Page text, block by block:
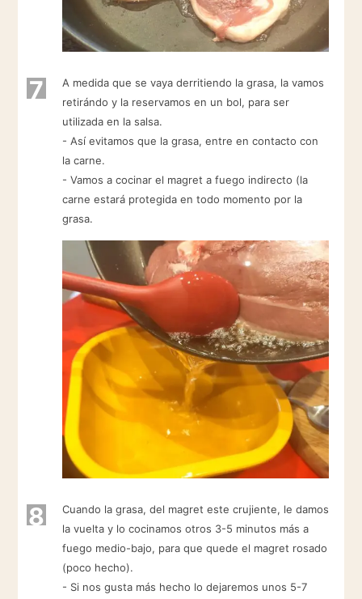
7
A medida que se vaya derritiendo la grasa, la vamos
retirándo y la reservamos en un bol, para ser
utilizada en la salsa.
- Así evitamos que la grasa, entre en contacto con
la carne.
- Vamos a cocinar el magret a fuego indirecto (la
carne estará protegida en todo momento por la
grasa.
8
Cuando la grasa, del magret este crujiente, le damos
la vuelta y lo cocinamos otros 3-5 minutos más a
fuego medio-bajo, para que quede el magret rosado
(poco hecho).
- Si nos gusta más hecho lo dejaremos unos 5-7